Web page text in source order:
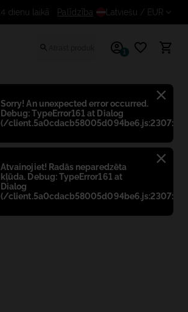
Błąd:
Sorry! An unexpected error occurred.
Debug: TypeError161 at Dialog
(/
Błąd:
Atvainojiet! Radās neparedzēta
kļūda. Debug: TypeError161 at
Dialog
(/
Bezmaksas atteikšanās no
Palīdzība Latviešu / EUR
1